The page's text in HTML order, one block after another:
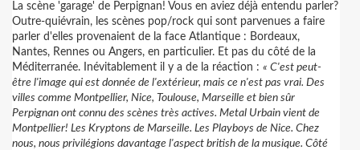
La scène 'garage' de Perpignan! Vous en aviez déjà entendu parler?
Outre-quiévrain, les scènes pop/rock qui sont parvenues a faire
parler d'elles provenaient de la face Atlantique : Bordeaux,
Nantes, Rennes ou Angers, en particulier. Et pas du côté de la
Méditerranée. Inévitablement il y a de la réaction : « C'est peut-
être l'image qui est donnée de l'extérieur, mais ce n'est pas vrai. Des
villes comme Montpellier, Nice, Toulouse, Marseille et bien sûr
Perpignan ont connu des scènes très actives. Metal Urbain vient de
Montpellier! Les Kryptons de Marseille. Les Playboys de Nice. Chez
nous, nous privilégions davantage l'aspect british de la musique. Côté